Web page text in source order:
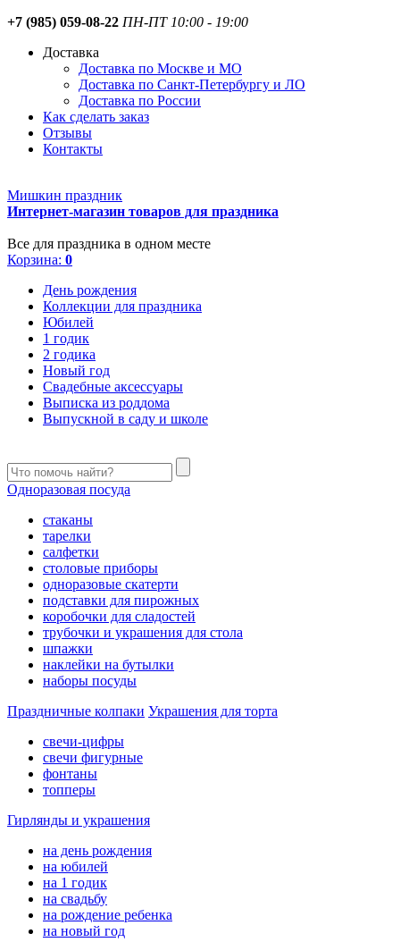
+7 (985) 059-08-22 ПН-ПТ 10:00 - 19:00
Доставка
Доставка по Москве и МО
Доставка по Санкт-Петербургу и ЛО
Доставка по России
Как сделать заказ
Отзывы
Контакты
Мишкин праздник
Интернет-магазин товаров для праздника
Все для праздника в одном месте
Корзина: 0
День рождения
Коллекции для праздника
Юбилей
1 годик
2 годика
Новый год
Свадебные аксессуары
Выписка из роддома
Выпускной в саду и школе
Одноразовая посуда
стаканы
тарелки
салфетки
столовые приборы
одноразовые скатерти
подставки для пирожных
коробочки для сладостей
трубочки и украшения для стола
шпажки
наклейки на бутылки
наборы посуды
Праздничные колпаки Украшения для торта
свечи-цифры
свечи фигурные
фонтаны
топперы
Гирлянды и украшения
на день рождения
на юбилей
на 1 годик
на свадьбу
на рождение ребенка
на новый год